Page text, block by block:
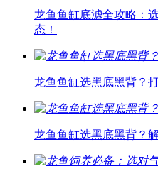
龙鱼鱼缸底滤全攻略：
态！
龙鱼鱼缸选黑底黑背？
龙鱼鱼缸选黑底黑背？